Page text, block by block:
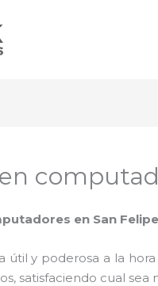
en San
útil y poderosa a la
satisfaciendo cual sea